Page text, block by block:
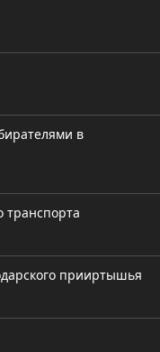
в
транспорта
прииртышья